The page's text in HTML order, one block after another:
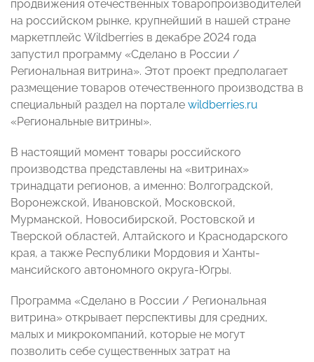
продвижения отечественных товаропроизводителей
на российском рынке, крупнейший в нашей стране
маркетплейс Wildberries в декабре 2024 года
запустил программу «Сделано в России /
Региональная витрина». Этот проект предполагает
размещение товаров отечественного производства в
специальный раздел на портале wildberries.ru
«Региональные витрины».
В настоящий момент товары российского
производства представлены на «витринах»
тринадцати регионов, а именно: Волгоградской,
Воронежской, Ивановской, Московской,
Мурманской, Новосибирской, Ростовской и
Тверской областей, Алтайского и Краснодарского
края, а также Республики Мордовия и Ханты-
мансийского автономного округа-Югры.
Программа «Сделано в России / Региональная
витрина» открывает перспективы для средних,
малых и микрокомпаний, которые не могут
позволить себе существенных затрат на